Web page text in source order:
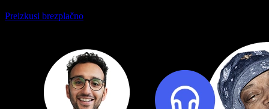
Preizkusi brezplačno